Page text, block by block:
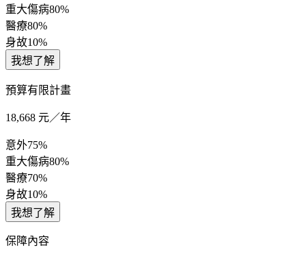
重大傷病80%
醫療80%
身故10%
我想了解
預算有限計畫
18,668 元／年
意外75%
重大傷病80%
醫療70%
身故10%
我想了解
保障內容